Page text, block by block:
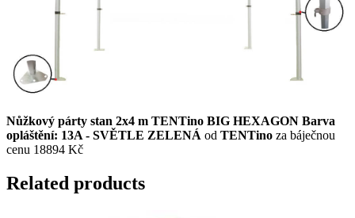
Nůžkový párty stan 2x4 m TENTino BIG HEXAGON Barva
opláštění: 13A - SVĚTLE ZELENÁ od TENTino za báječnou
cenu 18894 Kč
Related products